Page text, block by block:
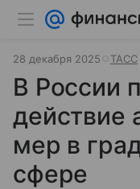
28 декабря 2025 ТАСС
В России
действие
мер в
сфере